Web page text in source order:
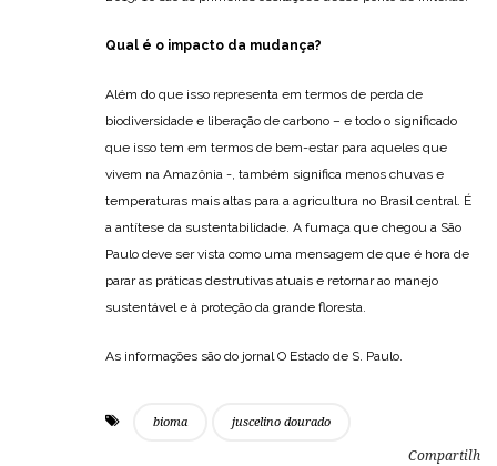
Qual é o impacto da mudança?
Além do que isso representa em termos de perda de
biodiversidade e liberação de carbono – e todo o significado
que isso tem em termos de bem-estar para aqueles que
vivem na Amazônia -, também significa menos chuvas e
temperaturas mais altas para a agricultura no Brasil central. É
a antítese da sustentabilidade. A fumaça que chegou a São
Paulo deve ser vista como uma mensagem de que é hora de
parar as práticas destrutivas atuais e retornar ao manejo
sustentável e à proteção da grande floresta.
As informações são do jornal O Estado de S. Paulo.
bioma juscelino dourado
Compartilh